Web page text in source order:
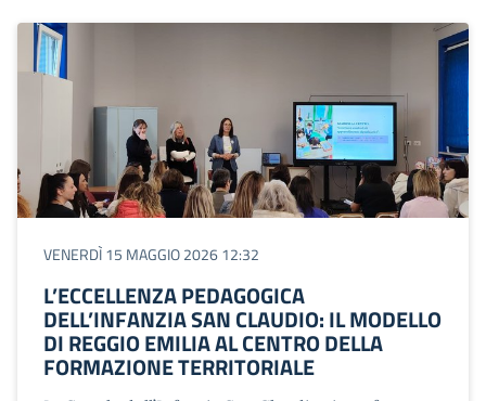
VENERDÌ 15 MAGGIO 2026 12:32
L’ECCELLENZA PEDAGOGICA
DELL’INFANZIA SAN CLAUDIO: IL MODELLO
DI REGGIO EMILIA AL CENTRO DELLA
FORMAZIONE TERRITORIALE